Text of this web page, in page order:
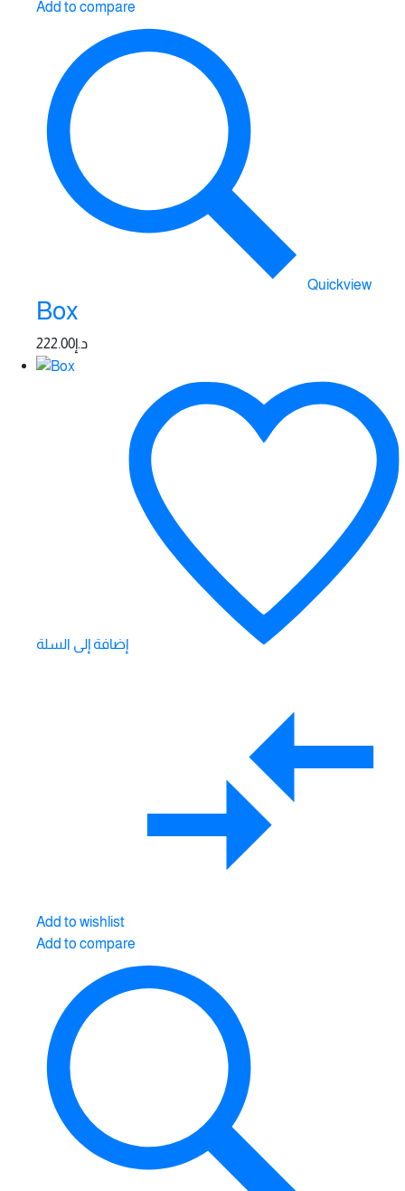
Add to compare
Quickview
Box
د.إ222.00
إضافة إلى السلة
Add to wishlist
Add to compare